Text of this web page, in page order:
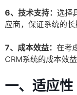
6、技术支持： 选择
应商，保证系统的长
7、成本效益： 在考
CRM系统的成本效
一、适应性